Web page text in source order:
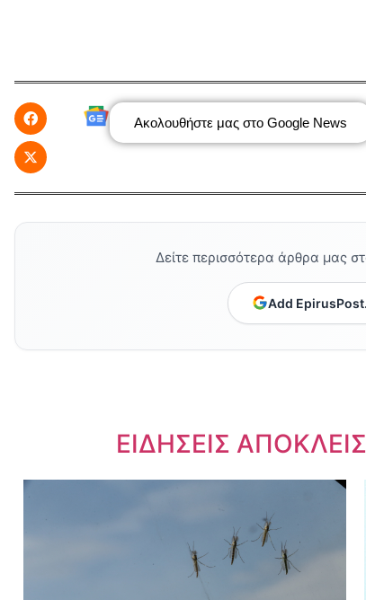
Ακολουθήστε μας στο Google News
Δείτε περισσότερα άρθρα μας
Add
ΕΙΔΗΣΕΙΣ
Dnews.gr